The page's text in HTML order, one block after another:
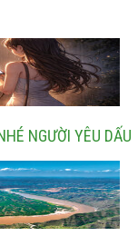
NGƯỜI YÊU DẤU